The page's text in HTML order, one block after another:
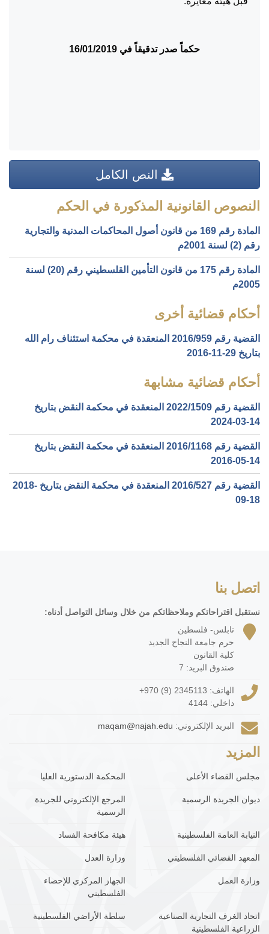
حكماً صدر تدقيقاً في 16/01/2019
النص الكامل
النصوص القانونية المذكورة في الحكم
المادة رقم 169 من قانون أصول المحاكمات المدنية والتجارية
رقم (2) لسنة 2001م
المادة رقم 175 من قانون التأمين القلسطيني رقم (20) لسنة
2005م
أحكام قضائية أخرى
القضية رقم ‎959‏/‎2016‏ المنعقدة في محكمة استئناف رام الله
بتاريخ ‎2016-11-29‏
أحكام قضائية مشابهة
القضية رقم ‎1509‏/‎2022‏ المنعقدة في محكمة النقض بتاريخ
‎2024-03-14‏
القضية رقم ‎1168‏/‎2016‏ المنعقدة في محكمة النقض بتاريخ
‎2016-05-14‏
القضية رقم ‎527‏/‎2016‏ المنعقدة في محكمة النقض بتاريخ ‎2018-
09-18‏
اتصل بنا
نستقبل اقتراحاتكم وملاحظاتكم من خلال وسائل التواصل أدناه:
نابلس- فلسطين
حرم جامعة النجاح الجديد
كلية القانون
صندوق البريد: 7
الهاتف: +970 (9) 2345113
داخلي: 4144
البريد الإلكتروني: maqam@najah.edu
المزيد
مجلس القضاء الأعلى المحكمة الدستورية العليا
ديوان الجريدة الرسمية
المرجع الإلكتروني للجريدة
الرسمية
النيابة العامة الفلسطينية هيئة مكافحة الفساد
المعهد القضائي الفلسطيني وزارة العدل
وزارة العمل
الجهاز المركزي للإحصاء
الفلسطيني
اتحاد الغرف التجارية الصناعية
الزراعية الفلسطينية
سلطة الأراضي الفلسطينية